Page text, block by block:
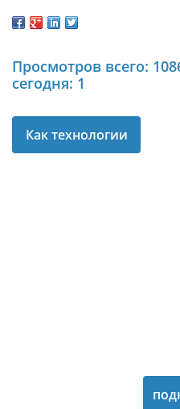
Просмотров всего:
сегодня: 1
Как технологии